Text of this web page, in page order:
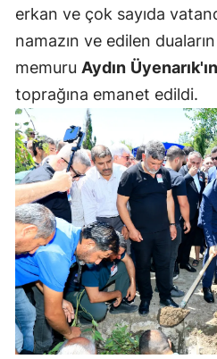
erkan ve çok sayıda
namazın ve edilen
memuru Aydın Üyenarık'ın
toprağına emanet edildi.